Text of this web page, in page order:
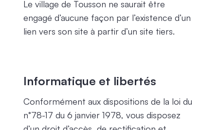
Le village de Tousson ne saurait être
engagé d’aucune façon par l’existence d’un
lien vers son site à partir d’un site tiers.
Informatique et libertés
Conformément aux dispositions de la loi du
n°78-17 du 6 janvier 1978, vous disposez